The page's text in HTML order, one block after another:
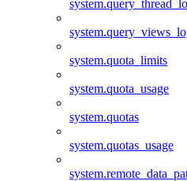
system.quota_limits
system.quota_usage
system.quotas
system.quotas_usage